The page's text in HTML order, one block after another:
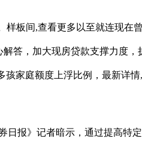
板间,查看更多以至就连现在
答，加大现房贷款支撑力度
孩家庭额度上浮比例，最新详
报》记者暗示，通过提高特定